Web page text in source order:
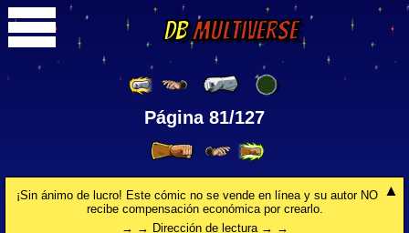
DBMultiverse
Página 81/127
¡Sin ánimo de lucro! Este cómic no se vende en línea y su autor NO
recibe compensación económica por crearlo.
→ → Dirección de lectura → →